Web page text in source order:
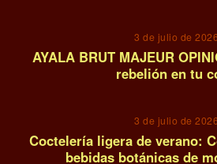
3 de julio de
AYALA BRUT MAJEUR
rebelión en tu
3 de julio de
Coctelería ligera de verano:
bebidas botánicas de